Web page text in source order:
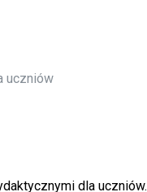
uczniów
dla uczniów.